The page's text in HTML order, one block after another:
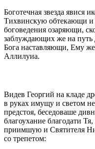
Боготечная звезда явися
Тихвинскую обтекающи и
боговедения озаряющи,
заблуждающих же на путь
Бога наставляющи, Ему
Аллилуиа.
Видев Георгий на кладе
в руках имущу и светом
предстоя, беседоваше
благоухание благодати
приимшую и Святителя
со трепетом: